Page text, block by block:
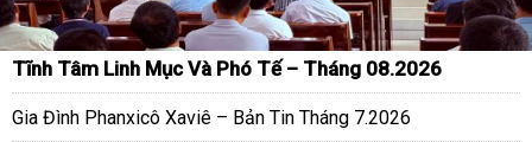
Tĩnh Tâm Linh Mục Và Phó Tế – Tháng 08.2026
Gia Đình Phanxicô Xaviê – Bản Tin Tháng 7.2026